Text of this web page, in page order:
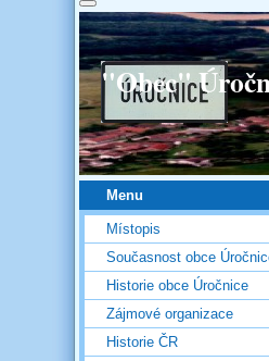
"Obec"
Menu
Místopis
Současnost obce
Historie obce Úročnice
Zájmové organizace
Historie ČR